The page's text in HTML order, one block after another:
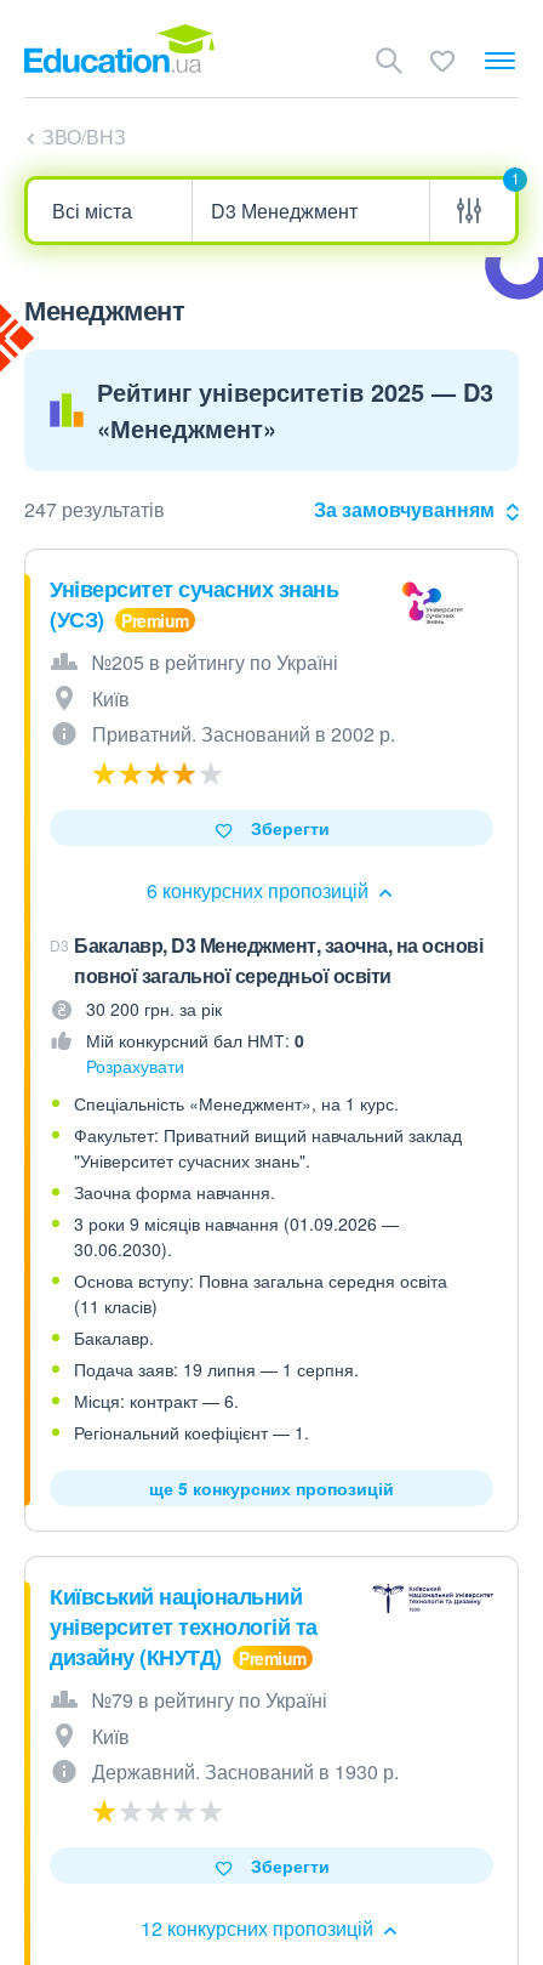
ЗВО/ВНЗ
1
Менеджмент
Рейтинг університетів 2025 — D3
«Менеджмент»
247 результатів За замовчуванням
Університет сучасних знань
(УСЗ)
№205 в рейтингу по Україні
Київ
Приватний. Заснований в 2002 р.
6 конкурсних пропозицій
Зберегти
D3 Бакалавр, D3 Менеджмент, заочна, на основі
повної загальної середньої освіти
30 200 грн. за рік
Мій конкурсний бал НМТ: 0
Розрахувати
Спеціальність «Менеджмент», на 1 курс.
Факультет: Приватний вищий навчальний заклад
"Університет сучасних знань".
Заочна форма навчання.
3 роки 9 місяців навчання (01.09.2026 —
30.06.2030).
Основа вступу: Повна загальна середня освіта
(11 класів)
Бакалавр.
Подача заяв: 19 липня — 1 серпня.
Місця: контракт — 6.
Регіональний коефіцієнт — 1.
ще 5 конкурсних пропозицій
Київський національний
університет технологій та
дизайну (КНУТД)
№79 в рейтингу по Україні
Київ
Державний. Заснований в 1930 р.
12 конкурсних пропозицій
Зберегти